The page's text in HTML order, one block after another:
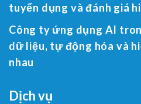
tuyển dụng và đánh giá
Công ty ứng dụng AI
dữ liệu, tự động hóa và
nhau
Dịch vụ